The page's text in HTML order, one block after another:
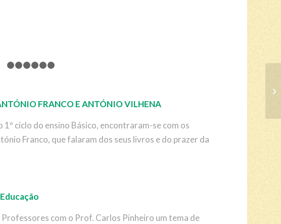
FRANCO E ANTÓNIO VILHENA
ciclo do ensino Básico, encontraram-se com os
Franco, que falaram dos seus livros e do prazer da
com o Prof. Carlos Pinheiro um tema de